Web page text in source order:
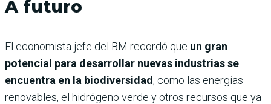
A futuro
El economista jefe del BM recordó que un gran
potencial para desarrollar nuevas industrias se
encuentra en la biodiversidad, como las energías
renovables, el hidrógeno verde y otros recursos que ya